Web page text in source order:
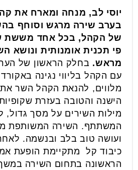
יוסי לב, מנחה ומארח את
בערב שירה מרגש וסוחף
של הקהל, בכל אחד מששת
פי תכנית אומנותית ונושא
מראש. בחלק הראשון של
עם הקהל בליווי נגינה
מלווים, להנאת הקהל השר
הישנה והטובה בעזרת
מילות השירים על מסך גדול,
המשתתף. השירה המשותפת
ועושה טוב בלב ובנשמה.
כיבוד קל מתקיימת הופעת
הראשונה בתחום השירה במשך כ-45